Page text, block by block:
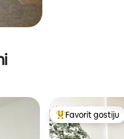
Glavni favorit
Favorit gostiju